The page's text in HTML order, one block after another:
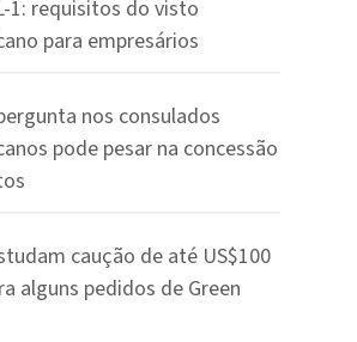
1: requisitos do visto
para empresários
nos consulados
pode pesar na concessão
caução de até US$100
alguns pedidos de Green